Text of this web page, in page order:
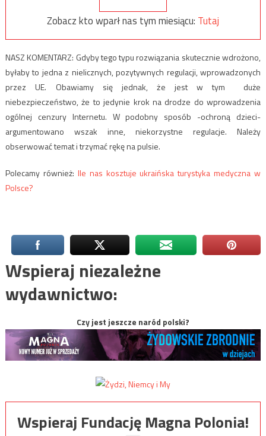
Zobacz kto wparł nas tym miesiącu: Tutaj
NASZ KOMENTARZ: Gdyby tego typu rozwiązania skutecznie wdrożono,
byłaby to jedna z nielicznych, pozytywnych regulacji, wprowadzonych
przez UE. Obawiamy się jednak, że jest w tym duże
niebezpieczeństwo, że to jedynie krok na drodze do wprowadzenia
ogólnej cenzury Internetu. W podobny sposób -ochroną dzieci-
argumentowano wszak inne, niekorzystne regulacje. Należy
obserwować temat i trzymać rękę na pulsie.
Polecamy również: Ile nas kosztuje ukraińska turystyka medyczna w
Polsce?
Wspieraj niezależne
wydawnictwo:
Czy jest jeszcze naród polski?
Wspieraj Fundację Magna Polonia!